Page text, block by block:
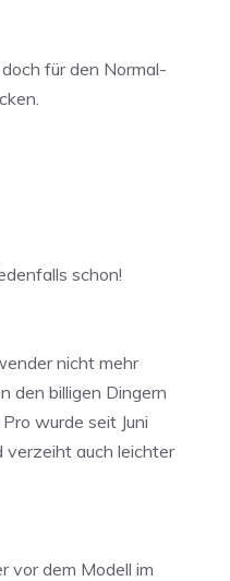
für den Normal-
schon!
nicht mehr
den billigen Dingern
wurde seit Juni
verzeiht auch leichter
vor dem Modell im